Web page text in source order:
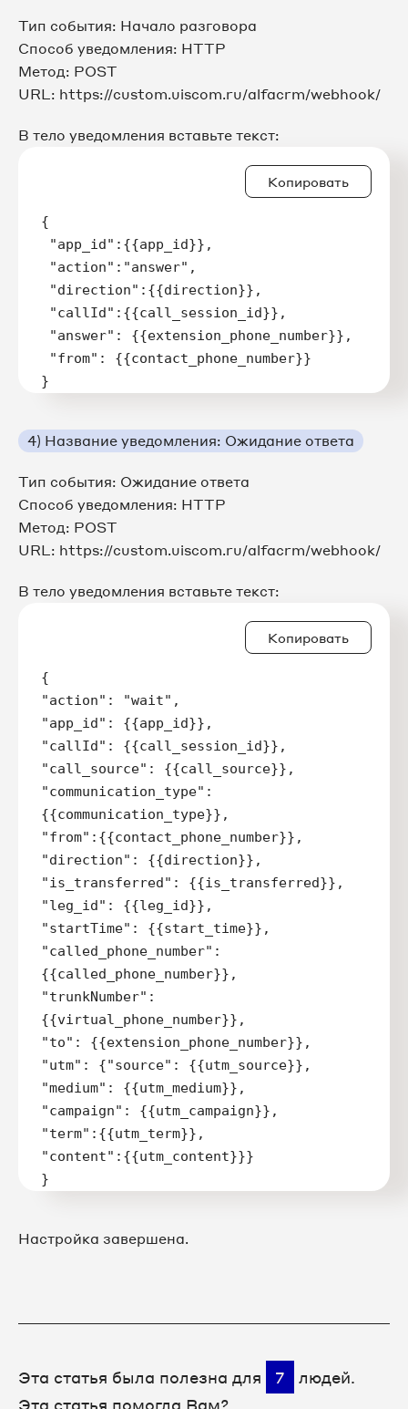
Тип события: Начало разговора
Способ уведомления: HTTP
Метод: POST
URL: https://custom.uiscom.ru/alfacrm/webhook/
В тело уведомления вставьте текст:
Копировать
{
}
4) Название уведомления: Ожидание ответа
Тип события: Ожидание ответа
Способ уведомления: HTTP
Метод: POST
URL: https://custom.uiscom.ru/alfacrm/webhook/
В тело уведомления вставьте текст:
Копировать
{
"action": "wait",
"app_id": {{app_id}},
"callId": {{call_session_id}},
"call_source": {{call_source}},
"communication_type":
{{communication_type}},
"from":{{contact_phone_number}},
"direction": {{direction}},
"is_transferred": {{is_transferred}},
"leg_id": {{leg_id}},
"startTime": {{start_time}},
"called_phone_number":
{{called_phone_number}},
"trunkNumber":
{{virtual_phone_number}},
"to": {{extension_phone_number}},
"utm": {"source": {{utm_source}},
"medium": {{utm_medium}},
"campaign": {{utm_campaign}},
"term":{{utm_term}},
"content":{{utm_content}}}
}
Настройка завершена.
Эта статья была полезна для 7
людей.
Эта статья помогла Вам?